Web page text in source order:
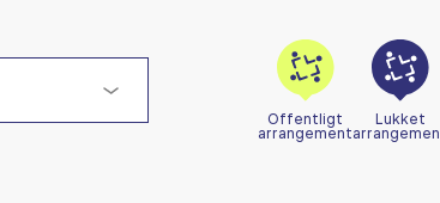
Offentligt
arrangement
Lukket